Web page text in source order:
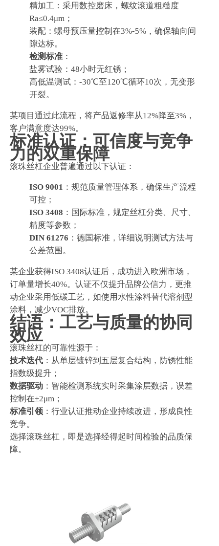
精加工：采用数控磨床，螺纹滚道粗糙度
Ra≤0.4μm；
装配：螺母预压量控制在3%-5%，确保轴向间
隙达标。
检测标准 ：
盐雾试验：48小时无红锈；
高低温测试：-30℃至120℃循环10次，无变形
开裂。
某项目通过此流程，将产品返修率从12%降至3%，
客户满意度达99%。
标准认证：可信度与竞争
力的双重保障
滚珠丝杠企业普遍通过以下认证：
ISO 9001 ：规范质量管理体系，确保生产流程
可控；
ISO 3408 ：国际标准，规定丝杠分类、尺寸、
精度等参数；
DIN 61276 ：德国标准，详细说明测试方法与
公差范围。
某企业获得ISO 3408认证后，成功进入欧洲市场，
订单量增长40%。认证不仅提升品牌公信力，更推
动企业采用低碳工艺，如使用水性涂料替代溶剂型
涂料，减少VOC排放。
结语：工艺与质量的协同
效应
滚珠丝杠的可靠性源于：
技术迭代 ：从单层镀锌到五层复合结构，防锈性能
指数级提升；
数据驱动 ：智能检测系统实时采集涂层数据，误差
控制在±2μm；
标准引领 ：行业认证推动企业持续改进，形成良性
竞争。
选择滚珠丝杠，即是选择经得起时间检验的品质保
障。